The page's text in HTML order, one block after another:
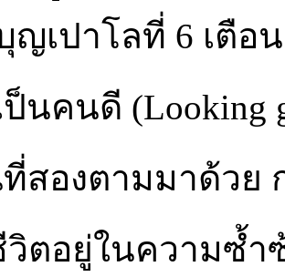
เปาโลที่ 6 เตือน
นคนดี (Looking
ที่สองตามมาด้วย
วิตอยู่ในความซ้